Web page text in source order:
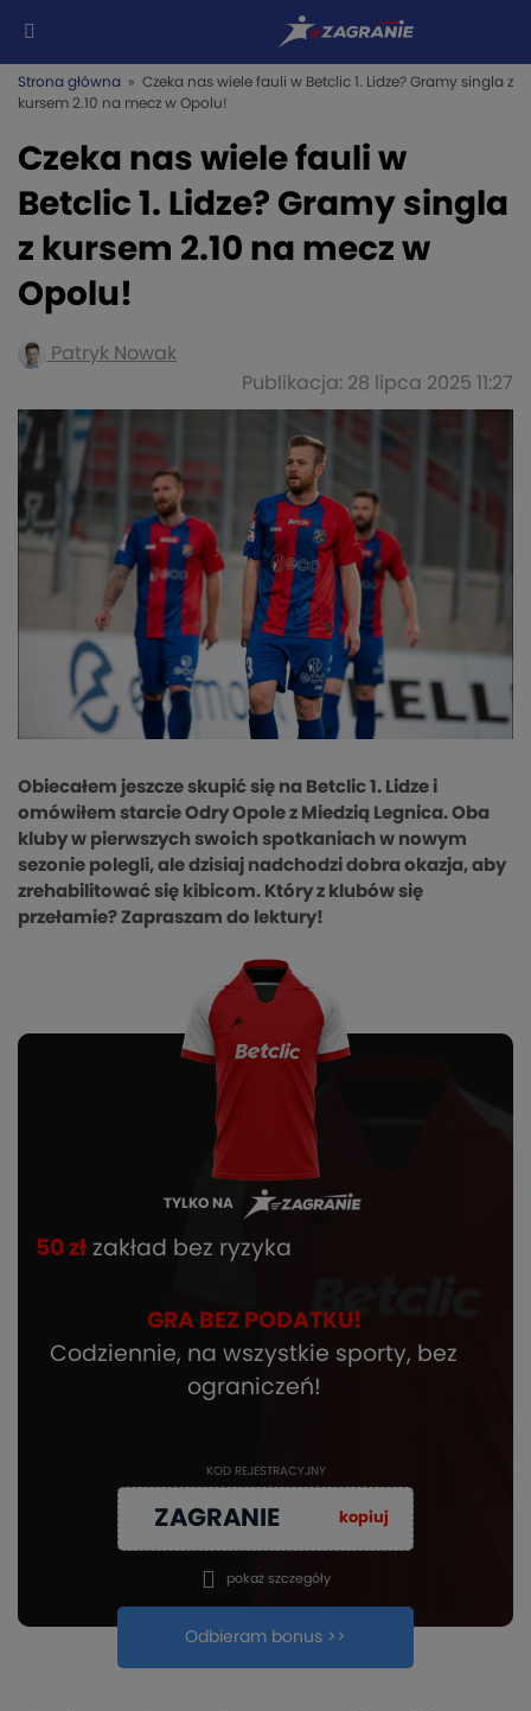
Strona główna » Czeka nas wiele fauli w Betclic 1. Lidze? Gramy singla z
kursem 2.10 na mecz w Opolu!
Czeka nas wiele fauli w
Betclic 1. Lidze? Gramy singla
z kursem 2.10 na mecz w
Opolu!
Patryk Nowak
Publikacja: 28 lipca 2025 11:27
Obiecałem jeszcze skupić się na Betclic 1. Lidze i
omówiłem starcie Odry Opole z Miedzią Legnica. Oba
kluby w pierwszych swoich spotkaniach w nowym
sezonie polegli, ale dzisiaj nadchodzi dobra okazja, aby
zrehabilitować się kibicom. Który z klubów się
przełamie? Zapraszam do lektury!
TYLKO NA
50 zł zakład bez ryzyka
GRA BEZ PODATKU!
Codziennie, na wszystkie sporty, bez
ograniczeń!
KOD REJESTRACYJNY
ZAGRANIE kopiuj
Odbieram bonus >>
pokaż szczegóły